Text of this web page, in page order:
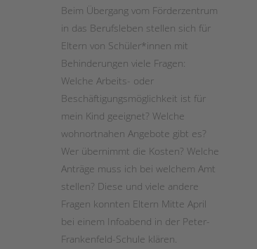
Beim Übergang vom Förderzentrum
in das Berufsleben stellen sich für
Eltern von Schüler*innen mit
Behinderungen viele Fragen:
Welche Arbeits- oder
Beschäftigungsmöglichkeit ist für
mein Kind geeignet? Welche
wohnortnahen Angebote gibt es?
Wer übernimmt die Kosten? Welche
Anträge muss ich bei welchem Amt
stellen? Diese und viele andere
Fragen konnten Eltern Mitte April
bei einem Infoabend in der Peter-
Frankenfeld-Schule klären.